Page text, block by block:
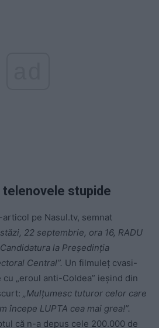
telenovele stupide
articol pe Nasul.tv, semnat
22 septembrie, ora 16, RADU
la Președinția
Central”. Un filmuleț cvasi-
„eroul anti-Coldea” ieșind din
„Mulțumesc tuturor celor care
începe LUPTA cea mai grea!”.
că n-a depus cele 200.000 de